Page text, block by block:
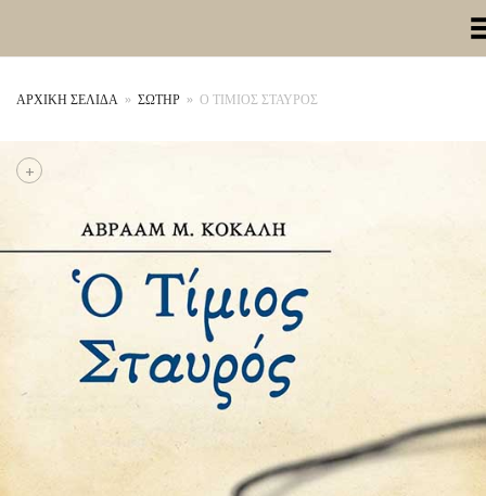
Toggle
ΑΡΧΙΚΉ ΣΕΛΊΔΑ » ΣΩΤΗΡ » Ο ΤΙΜΙΟΣ ΣΤΑΥΡΟΣ
+